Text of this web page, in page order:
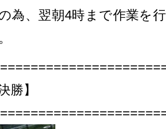
為、翌朝4時まで作業を
勝】